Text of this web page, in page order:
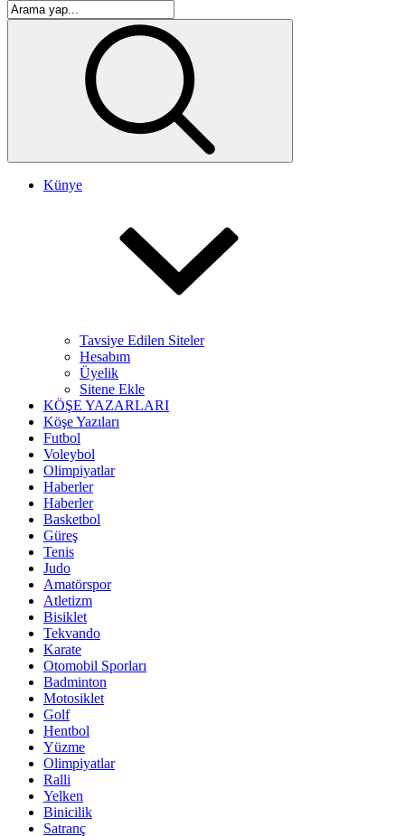
Künye
Tavsiye Edilen Siteler
Hesabım
Üyelik
Sitene Ekle
KÖŞE YAZARLARI
Köşe Yazıları
Futbol
Voleybol
Olimpiyatlar
Haberler
Haberler
Basketbol
Güreş
Tenis
Judo
Amatörspor
Atletizm
Bisiklet
Tekvando
Karate
Otomobil Sporları
Badminton
Motosiklet
Golf
Hentbol
Yüzme
Olimpiyatlar
Ralli
Yelken
Binicilik
Satranç